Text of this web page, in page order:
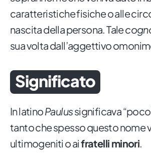
caratteristiche fisiche o alle
nascita della persona. Tale
sua volta dall’aggettivo
Significato
In latinoPaulussignificava
tanto che spesso questo nome
ultimogeniti o aifratelli minori.